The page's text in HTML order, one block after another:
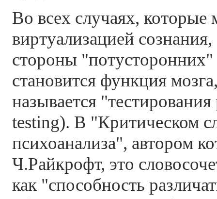
Во всех случаях, которые
виртуализацией
стороны
становится функция
называется
testing). В "Критическом
психоанализа", автором
Ч.Райкрофт, это
как "способность